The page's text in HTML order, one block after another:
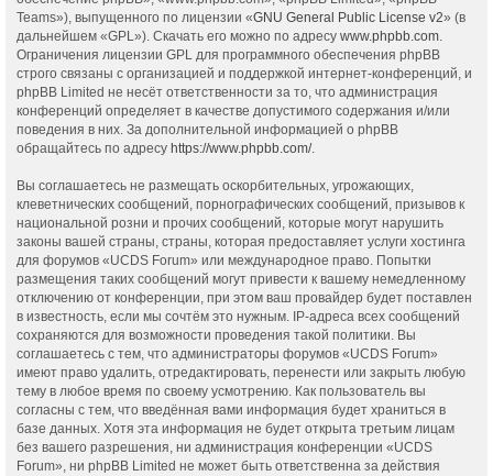
Teams»), выпущенного по лицензии «GNU General Public License v2» (в
дальнейшем «GPL»). Скачать его можно по адресу www.phpbb.com.
Ограничения лицензии GPL для программного обеспечения phpBB
строго связаны с организацией и поддержкой интернет-конференций, и
phpBB Limited не несёт ответственности за то, что администрация
конференций определяет в качестве допустимого содержания и/или
поведения в них. За дополнительной информацией о phpBB
обращайтесь по адресу https://www.phpbb.com/.
Вы соглашаетесь не размещать оскорбительных, угрожающих,
клеветнических сообщений, порнографических сообщений, призывов к
национальной розни и прочих сообщений, которые могут нарушить
законы вашей страны, страны, которая предоставляет услуги хостинга
для форумов «UCDS Forum» или международное право. Попытки
размещения таких сообщений могут привести к вашему немедленному
отключению от конференции, при этом ваш провайдер будет поставлен
в известность, если мы сочтём это нужным. IP-адреса всех сообщений
сохраняются для возможности проведения такой политики. Вы
соглашаетесь с тем, что администраторы форумов «UCDS Forum»
имеют право удалить, отредактировать, перенести или закрыть любую
тему в любое время по своему усмотрению. Как пользователь вы
согласны с тем, что введённая вами информация будет храниться в
базе данных. Хотя эта информация не будет открыта третьим лицам
без вашего разрешения, ни администрация конференции «UCDS
Forum», ни phpBB Limited не может быть ответственна за действия